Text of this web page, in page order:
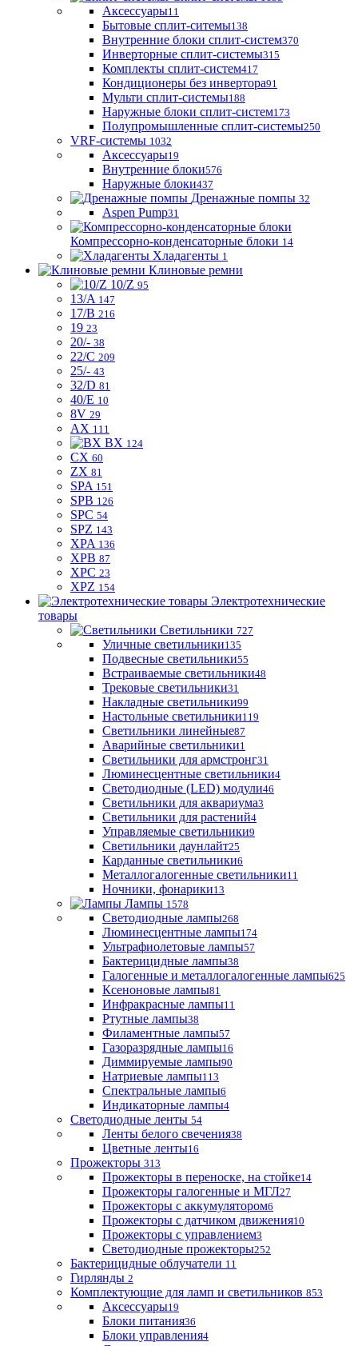
Аксессуары11
Бытовые сплит-ситемы138
Внутренние блоки сплит-систем370
Инверторные сплит-системы315
Комплекты сплит-систем417
Кондиционеры без инвертора91
Мульти сплит-системы188
Наружные блоки сплит-систем173
Полупромышленные сплит-системы250
VRF-системы 1032
Аксессуары19
Внутренние блоки576
Наружные блоки437
Дренажные помпы 32
Aspen Pump31
Компрессорно-конденсаторные блоки 14
Хладагенты 1
Клиновые ремни
10/Z 95
13/A 147
17/B 216
19 23
20/- 38
22/C 209
25/- 43
32/D 81
40/E 10
8V 29
AX 111
BX 124
CX 60
ZX 81
SPA 151
SPB 126
SPC 54
SPZ 143
XPA 136
XPB 87
XPC 23
XPZ 154
Электротехнические
товары
Светильники 727
Уличные светильники135
Подвесные светильники55
Встраиваемые светильники48
Трековые светильники31
Накладные светильники99
Настольные светильники119
Светильники линейные87
Аварийные светильники1
Светильники для армстронг31
Люминесцентные светильники4
Светодиодные (LED) модули46
Светильники для аквариума3
Светильники для растений4
Управляемые светильники9
Светильники даунлайт25
Карданные светильники6
Металлогалогенные светильники11
Ночники, фонарики13
Лампы 1578
Светодиодные лампы268
Люминесцентные лампы174
Ультрафиолетовые лампы57
Бактерицидные лампы38
Галогенные и металлогалогенные лампы625
Ксеноновые лампы81
Инфракрасные лампы11
Ртутные лампы38
Филаментные лампы57
Газоразрядные лампы16
Диммируемые лампы90
Натриевые лампы113
Спектральные лампы6
Индикаторные лампы4
Светодиодные ленты 54
Ленты белого свечения38
Цветные ленты16
Прожекторы 313
Прожекторы в переноске, на стойке14
Прожекторы галогенные и МГЛ27
Прожекторы с аккумулятором6
Прожекторы с датчиком движения10
Прожекторы с управлением3
Светодиодные прожекторы252
Бактерицидные облучатели 11
Гирлянды 2
Комплектующие для ламп и светильников 853
Аксессуары19
Блоки питания36
Блоки управления4